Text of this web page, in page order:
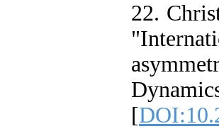
22.
[